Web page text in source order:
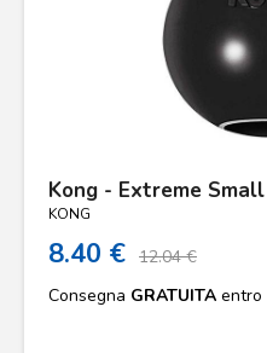
Kong - Extreme Small
KONG
8.40 € 12.04 €
Consegna GRATUITA entro